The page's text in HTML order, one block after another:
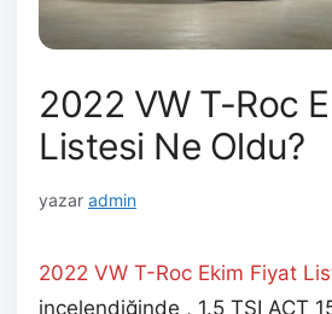
2022 VW T-Roc
Listesi Ne Oldu?
yazar admin
2022 VW T-Roc Ekim Fiyat
incelendiğinde , 1.5 TSI ACT